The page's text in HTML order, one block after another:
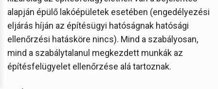
alapján épülő lakóépületek esetében (engedélyezési
eljárás híján az építésügyi hatóságnak hatósági
ellenőrzési hatásköre nincs). Mind a szabályosan,
mind a szabálytalanul megkezdett munkák az
építésfelügyelet ellenőrzése alá tartoznak.